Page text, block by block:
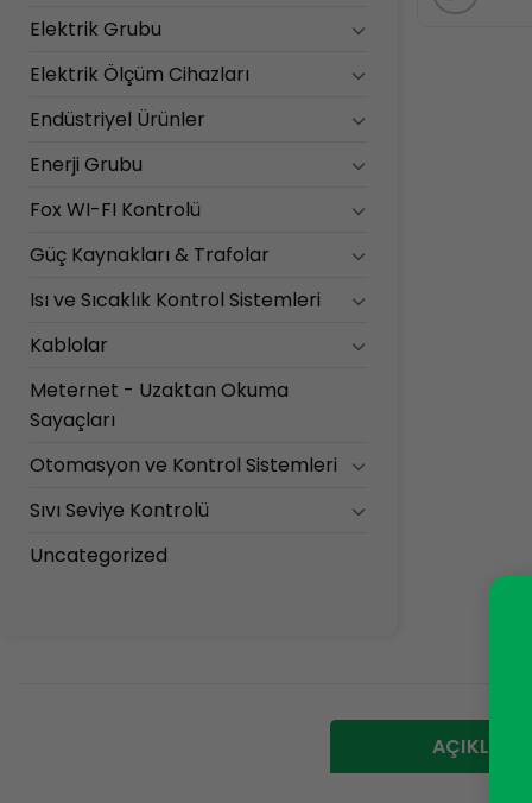
Elektrik Grubu
Elektrik Ölçüm Cihazları
Endüstriyel Ürünler
Enerji Grubu
Fox WI-FI Kontrolü
Güç Kaynakları & Trafolar
Isı ve Sıcaklık Kontrol Sistemleri
Kablolar
Meternet - Uzaktan Okuma
Sayaçları
Otomasyon ve Kontrol Sistemleri
Sıvı Seviye Kontrolü
Uncategorized
AÇIKLAMA